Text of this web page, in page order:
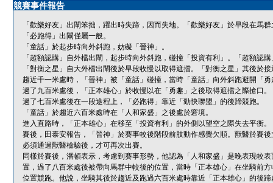
競賽事件報告
「歡樂好友」出閘笨拙，躍出時失蹄，因而失地。「歡樂好友」於早段在馬
「必跑得」出閘僅屬一般。
「童話」於起步時向外斜跑，妨礙「晉神」。
「超額認購」自外檔出閘，起步時向外斜跑，碰撞「投資有利」。「超額認
「對衡之星」自大外檔出閘後於早段收慢以取得遮擋。「對衡之星」其後於
趨近千一米處時，「晉神」被「童話」碰撞，當時「童話」向外斜跑避開「
過了九百米處後，「正本雄心」於收慢以在「勇趣」之後取得遮擋之際搶口。
過了七百米處後在一段途程上，「必跑得」靠近「勁快聯盟」的後蹄競跑。
「童話」於趨近六百米處時在「人和家盛」之後處於窘境。
進入直路時，「正本雄心」在移至「投資有利」的外側以望空之際失去平衡。
賽後，田泰安報告，「晉神」於賽事較後階段前肢動作感覺欠順。獸醫於賽
必須通過獸醫檢驗後，才可再次出賽。
同樣於賽後，潘頓表示，考慮到賽事形勢，他認為「人和家盛」是晚表現較
置，過了八百米處後被帶向馬群中較後的位置，當時「正本雄心」在坐騎前
位置競跑。他說，坐騎其後於趨近及跑過六百米處時靠近「正本雄心」的後